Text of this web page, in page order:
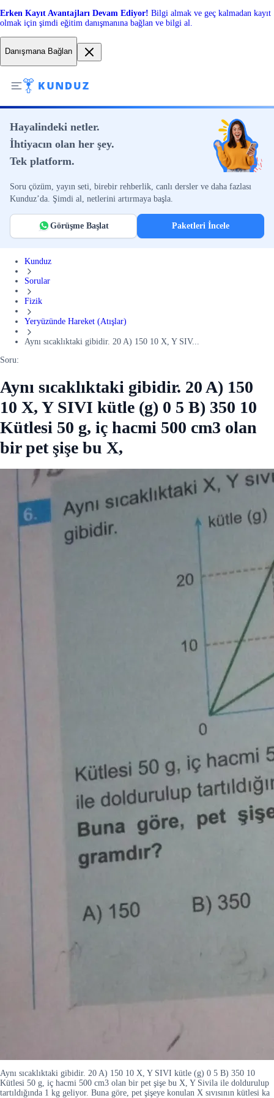
Erken Kayıt Avantajları Devam Ediyor! Bilgi almak ve geç kalmadan kayıt
olmak için şimdi eğitim danışmanına bağlan ve bilgi al.
Danışmana Bağlan
Hayalindeki netler.
İhtiyacın olan her şey.
Tek platform.
Soru çözüm, yayın seti, birebir rehberlik, canlı dersler ve daha fazlası
Kunduz’da. Şimdi al, netlerini artırmaya başla.
Görüşme Başlat Paketleri İncele
Kunduz
Sorular
Fizik
Yeryüzünde Hareket (Atışlar)
Aynı sıcaklıktaki gibidir. 20 A) 150 10 X, Y SIV...
Soru:
Aynı sıcaklıktaki gibidir. 20 A) 150
10 X, Y SIVI kütle (g) 0 5 B) 350 10
Kütlesi 50 g, iç hacmi 500 cm3 olan
bir pet şişe bu X,
Aynı sıcaklıktaki gibidir. 20 A) 150 10 X, Y SIVI kütle (g) 0 5 B) 350 10
Kütlesi 50 g, iç hacmi 500 cm3 olan bir pet şişe bu X, Y Sivila ile doldurulup
tartıldığında 1 kg geliyor. Buna göre, pet şişeye konulan X sıvısının kütlesi ka